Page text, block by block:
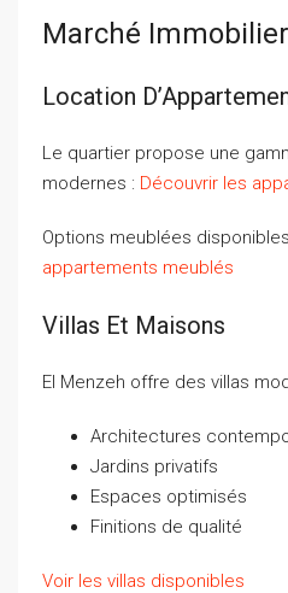
Marché
Location
Le quartier propose une
modernes : Découvrir les
Options meublées
appartements meublés
Villas Et Maisons
El Menzeh offre des villas
Architectures
Jardins privatifs
Espaces optimisés
Finitions de qualité
Voir les villas disponibles